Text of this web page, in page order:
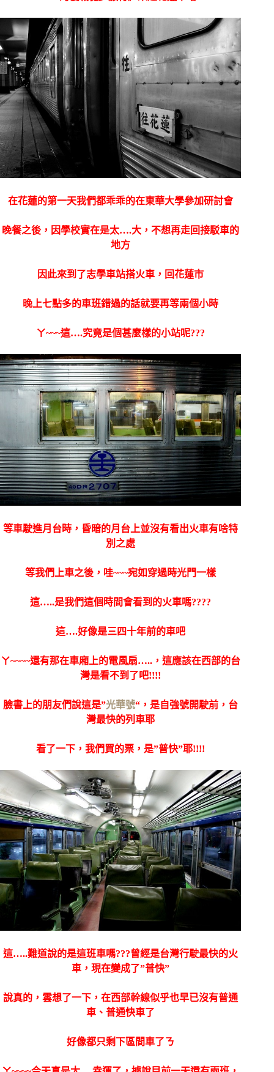
在花蓮的第一天我們都乖乖的在東華大學參加研討會
晚餐之後，因學校實在是太….大，不想再走回接駁車的
地方
因此來到了志學車站搭火車，回花蓮市
晚上七點多的車班錯過的話就要再等兩個小時
ㄚ~~~這….究竟是個甚麼樣的小站呢???
等車駛進月台時，昏暗的月台上並沒有看出火車有啥特
別之處
等我們上車之後，哇~~~宛如穿過時光門一樣
這…..是我們這個時間會看到的火車嗎????
這….好像是三四十年前的車吧
ㄚ~~~~還有那在車廂上的電風扇…..，這應該在西部的台
灣是看不到了吧!!!!
臉書上的朋友們說這是”光華號“，是自強號開駛前，台
灣最快的列車耶
看了一下，我們買的票，是”普快”耶!!!!
這…..難道說的是這班車嗎???曾經是台灣行駛最快的火
車，現在變成了”普快”
說真的，雲想了一下，在西部幹線似乎也早已沒有普通
車、普通快車了
好像都只剩下區間車了ㄋ